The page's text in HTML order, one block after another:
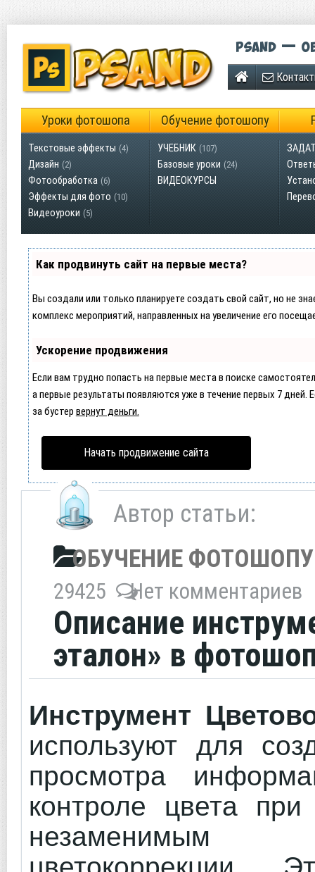
Psand —
Уроки фотошопа Обучение фотошопу
Текстовые эффекты (4)
Дизайн (2)
Фотообработка (6)
Эффекты для фото (10)
Видеоуроки (5)
УЧЕБНИК (107)
Базовые уроки (24)
ВИДЕОКУРСЫ
Как продвинуть сайт на первые места?
Вы создали или только планируете создать свой сайт, но не
комплекс мероприятий, направленных на увеличение его
Ускорение продвижения
Если вам трудно попасть на первые места в поиске
а первые результаты появляются уже в течение первых 7 дней.
за бустер вернут деньги.
Начать продвижение сайта
Автор статьи:
ОБУЧЕНИЕ ФОТОШОПУ
29425 Нет комментариев
Описание
эталон» в
Инструмент
используют для
просмотра
контроле цвета
незаменимым